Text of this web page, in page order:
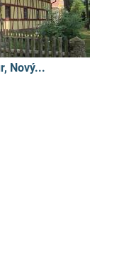
Nový...